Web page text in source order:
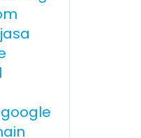
jasa
google